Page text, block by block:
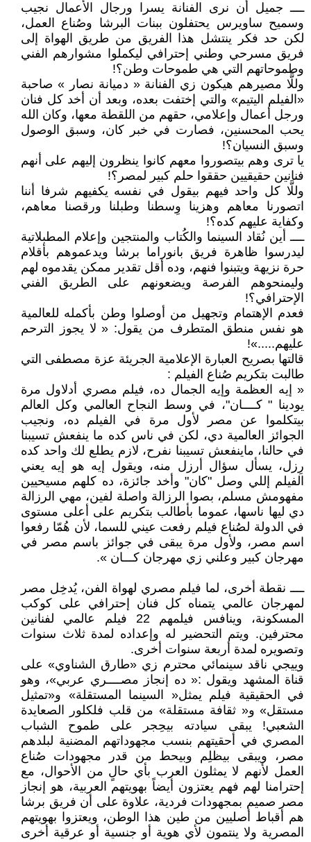
ــــ جميل أن نرى الفنانة يسرا ورجال الأعمال نجيب
وسميح ساويرس يحتفلون ببنات البرشا وصُناع العمل،
لكن حد فكر ينتشل هذا الفريق من طريق الهواة إلى
فريق مسرحي وطني إحترافي ليكملوا مشوارهم الفني
وطموحاتهم التي هي طموحات وطن؟!
وللَّا مصيرهم هيكون زي الفنانة « دميانة نصار » صاحبة
«الفيلم اليتيم» والتي إختفت بعده، وبعد أن أخد كل فنان
ورجل أعمال وإعلامي، حقهم من اللقطة معها، وكان الله
يحب المحسنين، فصارت في خبر كان، وسبق الوصول
وسبق النسيان؟!
يا ترى وهم بيتصوروا معهم كانوا ينظرون إليهم على أنهم
فنانين حقيقيين حققوا حلم كبير لمصر؟!
وللَّا كل واحد فيهم بيقول في نفسه يكفيهم شرفا أننا
اتصورنا معاهم وهزينا وِسطنا وطبلنا ورقصنا معاهم،
وكفاية عليهم كده؟!
ــــ أين نُقاد السينما والكُتاب والمنتجين وإعلام المطبلاتية
ليدرسوا ظاهرة فريق بانوراما برشا ويدعموهم بأقلام
حرة نزيهة ويتبنوا فنهم، وده أقل تقدير ممكن يقدموه لهم
وليمنحوهم الفرصة ويضعونهم على الطريق الفني
الإحترافي؟!
فعدم الإهتمام وتجهيل من أوصلوا وطن بأكمله للعالمية
هو نفس منطق المتطرف من يقول: « لا يجوز الترحم
عليهم.....»!
قالتها بصريح العبارة الإعلامية الجريئة عزة مصطفى التي
طالبت بتكريم صُناع الفيلم :
« إيه العظمة وإيه الجمال ده، فيلم مصري أدلاول مرة
يودينا " كــــان"، في وسط النجاح العالمي وكل العالم
بيتكلموا عن مصر لأول مرة في الفيلم ده، ونجيب
الجوائز العالمية دي، لكن في ناس كده ما ينفعش تسيبنا
في حالنا، ماينفعش تسيبنا نفرح، لازم يطلع لك واحد كده
رِزل، يسأل سؤال أرزل منه، ويقول إيه هو إيه يعني
الفيلم إللي وصل "كان" وأخد جائزة، ده كلهم مسيحيين
مفهومش مسلم، بصوا الرزالة واصلة لفين، مهي الرزالة
دي ليها ناسها، عموما بأطالب بتكريم على أعلى مستوى
في الدولة لصُناع فيلم رفعت عيني للسما، لأن هُمّا رفعوا
اسم مصر، ولأول مرة يبقى في جوائز باسم مصر في
مهرجان كبير وعلني زي مهرجان كـــان ».
ــــ نقطة أخرى، لما فيلم مصري لهواة الفن، يُدخِل مصر
لمهرجان عالمي يتمناه كل فنان إحترافي على كوكب
المسكونة، وينافس فيلمهم 22 فيلم عالمي لفنانين
محترفين. ويتم التحضير له وإعداده لمدة ثلاث سنوات
وتصويره لمدة أربعة سنوات أخرى.
وييجي ناقد سينمائي محترم زي «طارق الشناوي» على
قناة المشهد ويقول :« ده إنجاز مصــــري عربي»، وهو
في الحقيقية فيلم يمثل« السينما المستقلة» و«تمثيل
مستقل» و« ثقافة مستقلة» من قلب فلكلور الصعايدة
الشعبي! يبقى سيادته بيحِجر على طموح الشباب
المصري في أحقيتهم بنسب مجهوداتهم المضنية لبلدهم
مصر، ويبقى بيظلِم وبيحط من قدر مجهودات صُناع
العمل لأنهم لا يمثلون العرب بأي حالٍ من الأحوال، مع
إحترامنا لهم فهم يعتزون أيضاً بهويتهم العربية، هو إنجاز
مصر صميم بمجهودات فردية، علاوة على أن فريق برشا
هم أقباط أصليين من طين هذا الوطن، ويعتزوا بهويتهم
المصرية ولا ينتمون لأي هوية أو جنسية أو عرقية أخرى